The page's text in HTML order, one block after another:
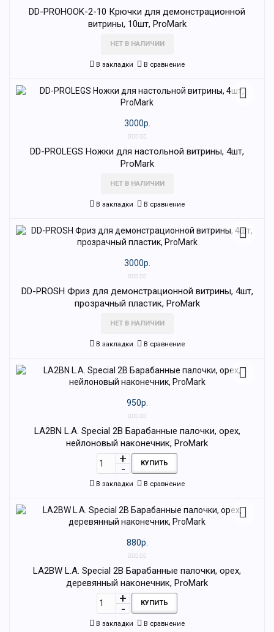
DD-PROHOOK-2-10 Крючки для демонстрационной
витрины, 10шт, ProMark
НЕТ В НАЛИЧИИ
В закладки В сравнение
3000р.
DD-PROLEGS Ножки для настольной витрины, 4шт,
ProMark
НЕТ В НАЛИЧИИ
В закладки В сравнение
3000р.
DD-PROSH Фриз для демонстрационной витрины, 4шт,
прозрачный пластик, ProMark
НЕТ В НАЛИЧИИ
В закладки В сравнение
950р.
LA2BN L.A. Special 2B Барабанные палочки, орех,
нейлоновый наконечник, ProMark
КУПИТЬ
В закладки В сравнение
880р.
LA2BW L.A. Special 2B Барабанные палочки, орех,
деревянный наконечник, ProMark
КУПИТЬ
В закладки В сравнение